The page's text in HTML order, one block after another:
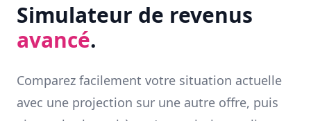
Simulateur de revenus
avancé.
Comparez facilement votre situation actuelle
avec une projection sur une autre offre, puis